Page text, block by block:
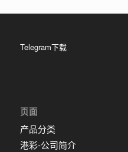
Telegram下载
页面
产品分类
港彩-公司简介